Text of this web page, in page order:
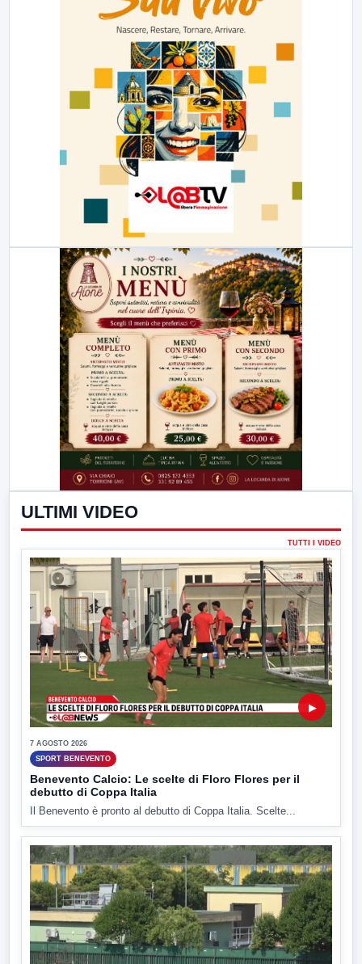
ULTIMI VIDEO
TUTTI I VIDEO
▶
7 AGOSTO 2026
SPORT BENEVENTO
Benevento Calcio: Le scelte di Floro Flores per il
debutto di Coppa Italia
Il Benevento è pronto al debutto di Coppa Italia. Scelte...